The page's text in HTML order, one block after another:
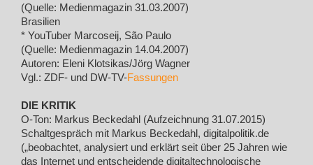
(Quelle: Medienmagazin 31.03.2007)
Brasilien
* YouTuber Marcoseij, São Paulo
(Quelle: Medienmagazin 14.04.2007)
Autoren: Eleni Klotsikas/Jörg Wagner
Vgl.: ZDF- und DW-TV-Fassungen
DIE KRITIK
O-Ton: Markus Beckedahl (Aufzeichnung 31.07.2015)
Schaltgespräch mit Markus Beckedahl, digitalpolitik.de
(„beobachtet, analysiert und erklärt seit über 25 Jahren wie
das Internet und entscheidende digitaltechnologische